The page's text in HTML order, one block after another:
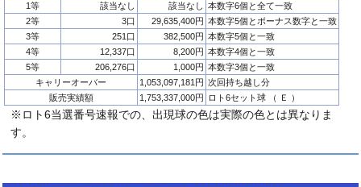
1等
該当なし 該当なし 本数字6個と全て一致
2等
3口 29,635,400円 本数字5個とボーナス数字と一致
3等
251口 382,500円 本数字5個と一致
4等
12,337口 8,200円 本数字4個と一致
5等
206,276口 1,000円 本数字3個と一致
キャリーオーバー
1,053,097,181円 次回持ち越し分
販売実績額
1,753,337,000円 ロト6セット球 （ Ｅ ）
※ロト6当選番号速報での、出現球の色は実際の色とは異なりま
す。